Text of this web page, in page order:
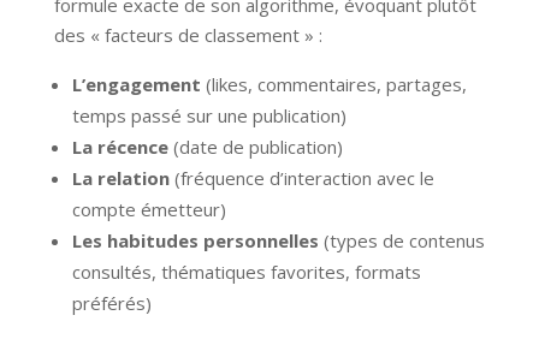
des « facteurs de classement » :
L’engagement (likes, commentaires, partages,
temps passé sur une publication)
La récence(date de publication)
La relation(fréquence d’interaction avec le
compte émetteur)
Les habitudes personnelles (types de contenus
consultés, thématiques favorites, formats
préférés)